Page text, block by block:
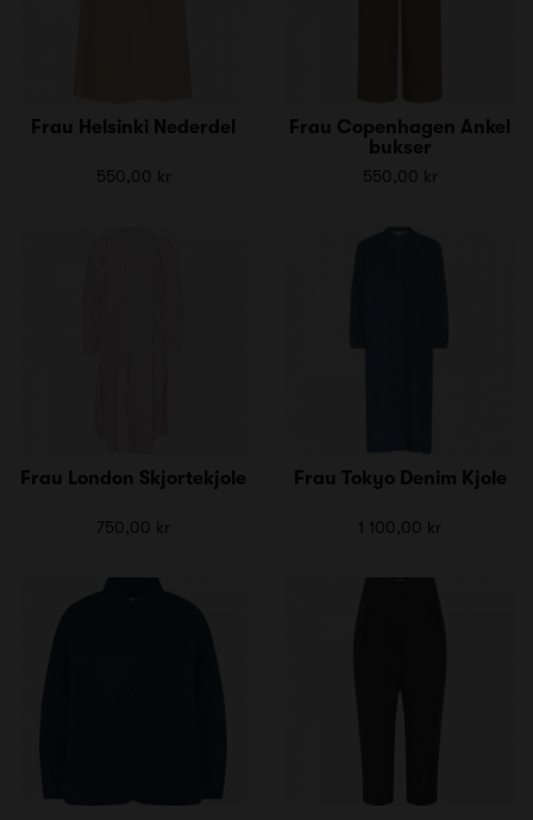
Frau Helsinki Nederdel
550,00 kr
Frau Copenhagen Ankel
bukser
550,00 kr
Frau London Skjortekjole
750,00 kr
Frau Tokyo Denim Kjole
1 100,00 kr